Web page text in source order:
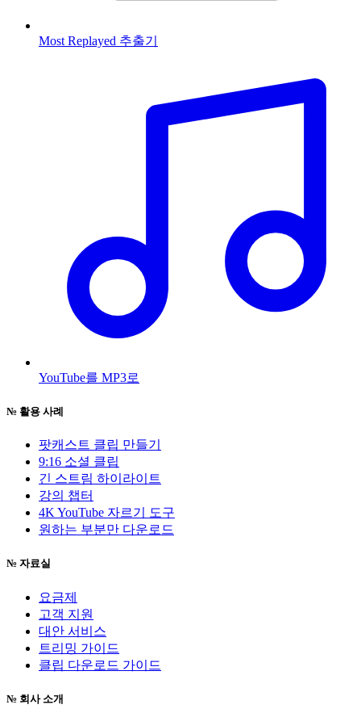
Most Replayed 추출기
YouTube를 MP3로
№ 활용 사례
팟캐스트 클립 만들기
9:16 소셜 클립
긴 스트림 하이라이트
강의 챕터
4K YouTube 자르기 도구
원하는 부분만 다운로드
№ 자료실
요금제
고객 지원
대안 서비스
트리밍 가이드
클립 다운로드 가이드
№ 회사 소개